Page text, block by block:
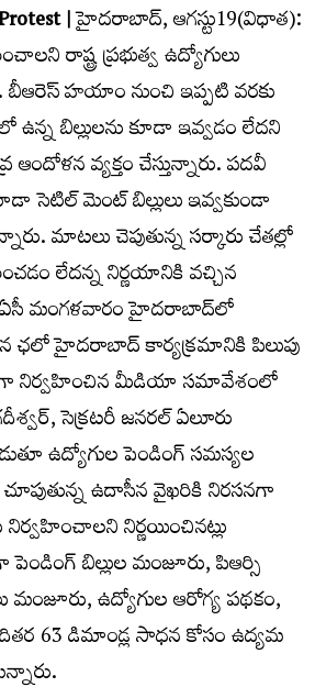
|హైదరాబాద్, ఆగస్టు19(విధాత):
రాష్ట్ర ప్ర‌భుత్వ ఉద్యోగులు
హ‌యాం నుంచి ఇప్ప‌టి వ‌ర‌కు
బిల్లుల‌ను కూడా ఇవ్వ‌డం లేద‌ని
ఆందోళ‌న వ్య‌క్తం చేస్తున్నారు. ప‌ద‌వీ
సెటిల్ మెంట్ బిల్లులు ఇవ్వ‌కుండా
మాట‌లు చెపుతున్న స‌ర్కారు చేత‌ల్లో
లేద‌న్న నిర్ణ‌యానికి వ‌చ్చిన
మంగ‌ళ‌వారం హైద‌రాబాద్‌లో
ఛ‌లో హైద‌రాబాద్ కార్య‌క్ర‌మానికి పిలుపు
నిర్వ‌హించిన మీడియా స‌మావేశంలో
సెక్రటరీ జనరల్ ఏలూరు
ఉద్యోగుల పెండింగ్ సమస్యల
ఉదాసీన వైఖరికి నిరసనగా
నిర్ణ‌యించిన‌ట్లు
బిల్లుల మంజూరు, పిఆర్సి
మంజూరు, ఉద్యోగుల ఆరోగ్య పథకం,
63 డిమాండ్ల సాధన కోసం ఉద్యమ